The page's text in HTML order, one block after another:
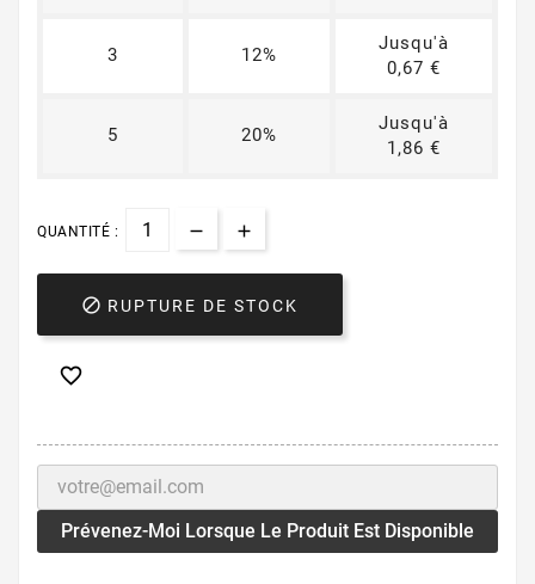
3 12%
Jusqu'à
0,67 €
5 20%
Jusqu'à
1,86 €
QUANTITÉ :
 RUPTURE DE STOCK

Prévenez-Moi Lorsque Le Produit Est Disponible